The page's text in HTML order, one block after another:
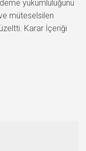
yükümlülüğünü
müteselsilen
Karar İçeriği